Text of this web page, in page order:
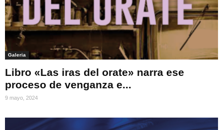
Galeria
Libro «Las iras del orate» narra ese
proceso de venganza e...
9 mayo, 2024